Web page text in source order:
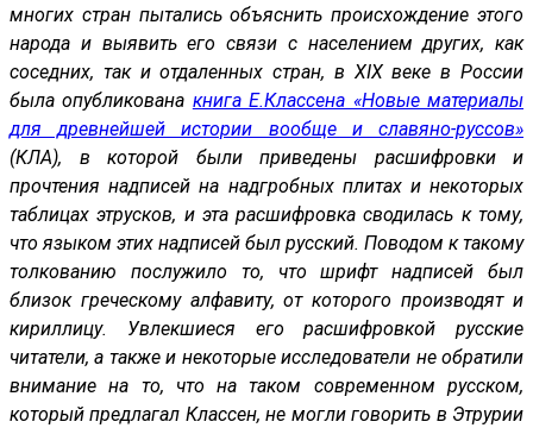
многих стран пытались объяснить происхождение этого
народа и выявить его связи с населением других, как
соседних, так и отдаленных стран, в XIX веке в России
была опубликована книга Е.Классена «Новые материалы
для древнейшей истории вообще и славяно-руссов»
(КЛА), в которой были приведены расшифровки и
прочтения надписей на надгробных плитах и некоторых
таблицах этрусков, и эта расшифровка сводилась к тому,
что языком этих надписей был русский. Поводом к такому
толкованию послужило то, что шрифт надписей был
близок греческому алфавиту, от которого производят и
кириллицу. Увлекшиеся его расшифровкой русские
читатели, а также и некоторые исследователи не обратили
внимание на то, что на таком современном русском,
который предлагал Классен, не могли говорить в Этрурии